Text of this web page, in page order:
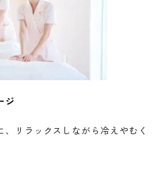
ジ
、リラックスしながら冷えやむく